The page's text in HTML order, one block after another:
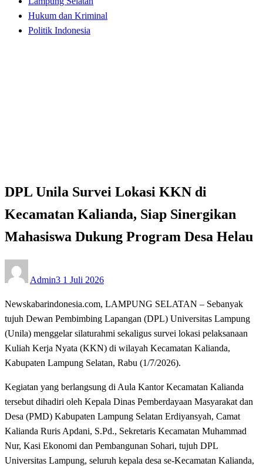
Hukum dan Kriminal
Politik Indonesia
DPL Unila Survei Lokasi KKN di
Kecamatan Kalianda, Siap Sinergikan
Mahasiswa Dukung Program Desa Helau
Admin3 on
1 Juli 2026
Newskabarindonesia.com, LAMPUNG SELATAN – Sebanyak
tujuh Dewan Pembimbing Lapangan (DPL) Universitas Lampung
(Unila) menggelar silaturahmi sekaligus survei lokasi pelaksanaan
Kuliah Kerja Nyata (KKN) di wilayah Kecamatan Kalianda,
Kabupaten Lampung Selatan, Rabu (1/7/2026).
Kegiatan yang berlangsung di Aula Kantor Kecamatan Kalianda
tersebut dihadiri oleh Kepala Dinas Pemberdayaan Masyarakat dan
Desa (PMD) Kabupaten Lampung Selatan Erdiyansyah, Camat
Kalianda Ruris Apdani, S.Pd., Sekretaris Kecamatan Muhammad
Nur, Kasi Ekonomi dan Pembangunan Sohari, tujuh DPL
Universitas Lampung, seluruh kepala desa se-Kecamatan Kalianda,